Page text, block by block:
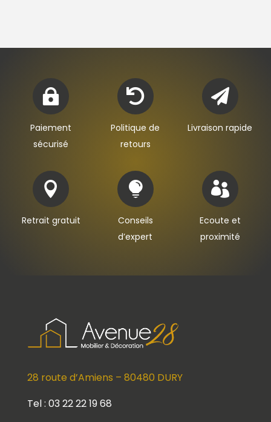

Paiement
sécurisé

Politique de
retours

Livraison rapide

Retrait gratuit

Conseils
d’expert

Ecoute et
proximité
28 route d’Amiens – 80480 DURY
Tel : 03 22 22 19 68